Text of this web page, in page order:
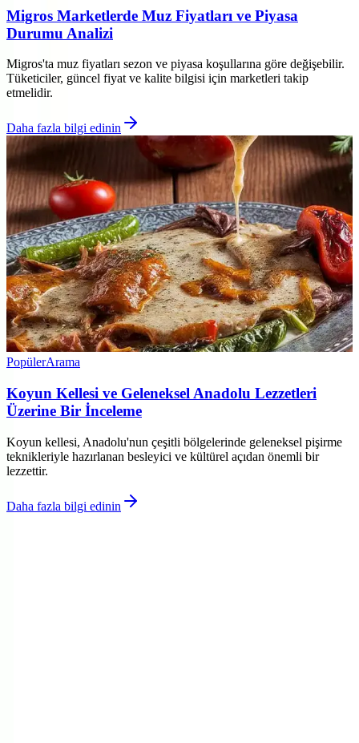
Migros Marketlerde Muz Fiyatları ve Piyasa
Durumu Analizi
Migros'ta muz fiyatları sezon ve piyasa koşullarına göre değişebilir.
Tüketiciler, güncel fiyat ve kalite bilgisi için marketleri takip
etmelidir.
Daha fazla bilgi edinin
PopülerArama
Koyun Kellesi ve Geleneksel Anadolu Lezzetleri
Üzerine Bir İnceleme
Koyun kellesi, Anadolu'nun çeşitli bölgelerinde geleneksel pişirme
teknikleriyle hazırlanan besleyici ve kültürel açıdan önemli bir
lezzettir.
Daha fazla bilgi edinin